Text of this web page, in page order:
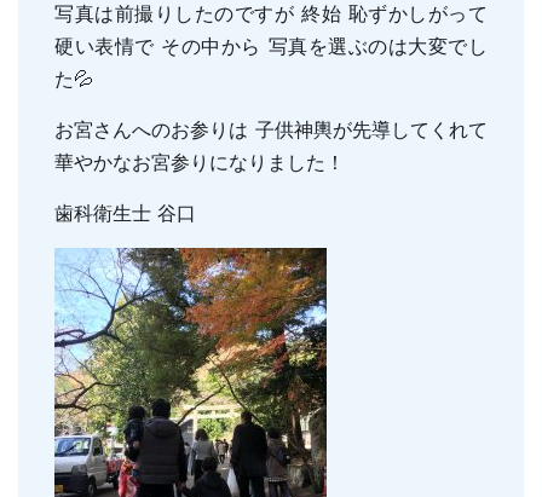
予防歯科
訪問口腔ケア
入れ歯
親知らずの抜歯
写真は前撮りしたのですが 終始 恥ずかしがって
硬い表情で その中から 写真を選ぶのは大変でし
た💦
お宮さんへのお参りは 子供神輿が先導してくれて
華やかなお宮参りになりました！
歯科衛生士 谷口